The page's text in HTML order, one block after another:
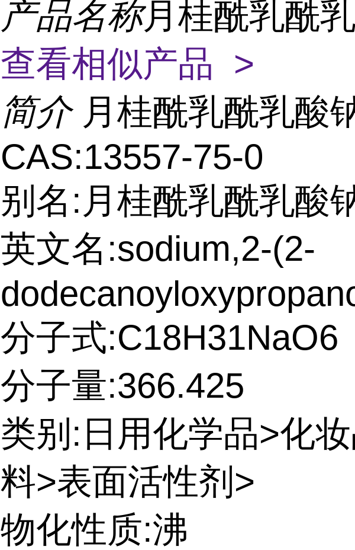
产品名称月桂酰乳酰
查看相似产品 >
简介 月桂酰乳酰乳酸
CAS:13557-75-0
别名:月桂酰乳酰乳酸
英文名:sodium,2-(2-
分子式:C18H31NaO6
分子量:366.425
类别:日用化学品>化
料>表面活性剂>
物化性质:沸